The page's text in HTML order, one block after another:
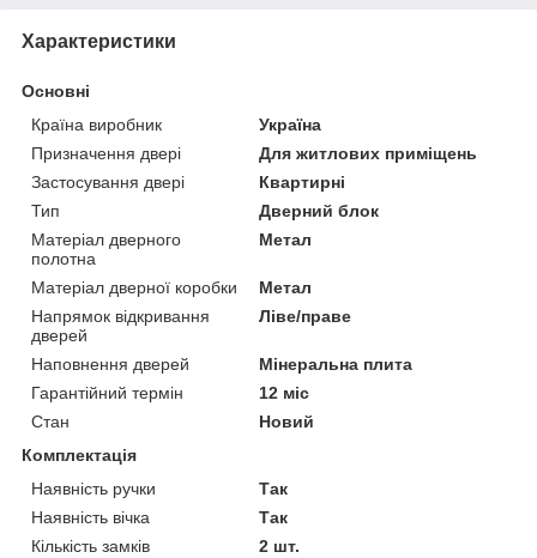
Характеристики
Основні
Країна виробник
Україна
Призначення двері
Для житлових приміщень
Застосування двері
Квартирні
Тип
Дверний блок
Матеріал дверного
полотна
Метал
Матеріал дверної коробки
Метал
Напрямок відкривання
дверей
Ліве/праве
Наповнення дверей
Мінеральна плита
Гарантійний термін
12 міс
Стан
Новий
Комплектація
Наявність ручки
Так
Наявність вічка
Так
Кількість замків
2 шт.